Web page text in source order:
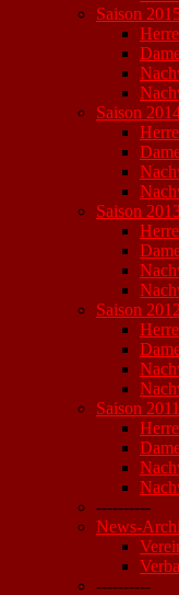
Saison
Saison
Saison
Saison
Saison
----------
News-
----------